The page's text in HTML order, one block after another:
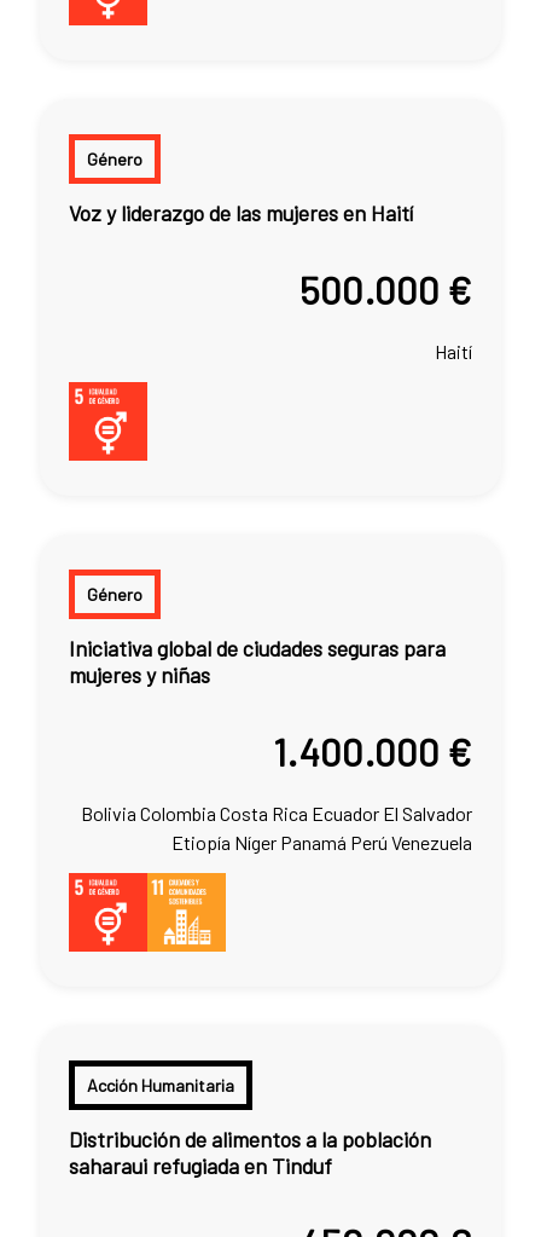
Género
Voz y liderazgo de las mujeres en Haití
500.000 €
Haití
Género
Iniciativa global de ciudades seguras para
mujeres y niñas
1.400.000 €
Bolivia Colombia Costa Rica Ecuador El Salvador
Etiopía Níger Panamá Perú Venezuela
Acción Humanitaria
Distribución de alimentos a la población
saharaui refugiada en Tinduf